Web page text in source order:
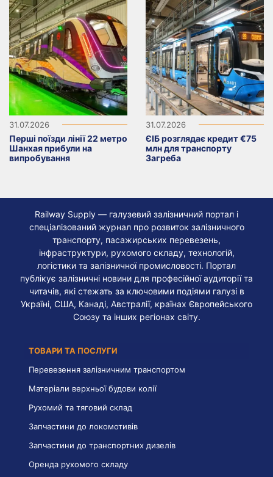
31.07.2026
Перші поїзди лінії 22 метро
Шанхая прибули на
випробування
31.07.2026
ЄІБ розглядає кредит €75
млн для транспорту
Загреба
Railway Supply — галузевий залізничний портал і
спеціалізований журнал про розвиток залізничного
транспорту, пасажирських перевезень,
інфраструктури, рухомого складу, технологій,
логістики та залізничної промисловості. Портал
публікує залізничні новини для професійної аудиторії та
читачів, які стежать за ключовими подіями галузі в
Україні, США, Канаді, Австралії, країнах Європейського
Союзу та інших регіонах світу.
ТОВАРИ ТА ПОСЛУГИ
Перевезення залізничним транспортом
Матеріали верхньої будови колії
Рухомий та тяговий склад
Запчастини до локомотивів
Запчастини до транспортних дизелів
Оренда рухомого складу